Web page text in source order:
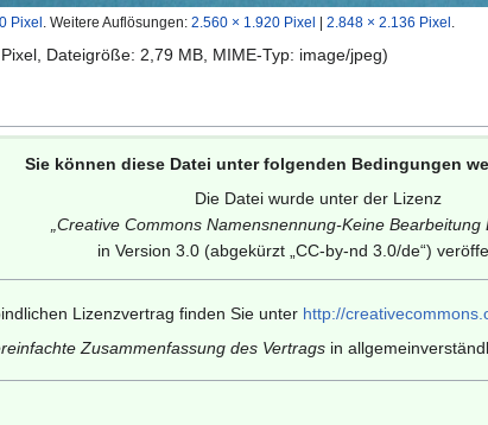
Pixel Weitere Auflösungen: 2.560 × 1.920 Pixel 2.848 × 2.136 Pixel
Dateigröße: 2,79 MB, MIME-Typ: image/jpeg)
Sie können diese Datei unter folgenden Bedingungen
Die Datei wurde unter der Lizenz
Creative Commons Namensnennung-Keine Bearbeitung
in Version 3.0 (abgekürzt „CC-by-nd 3.0/de“)
Lizenzvertrag finden Sie unter http://
Zusammenfassung des Vertragsin